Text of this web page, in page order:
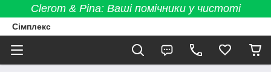
Clerom & Pina: Ваші помічники у чистоті
Сімплекс